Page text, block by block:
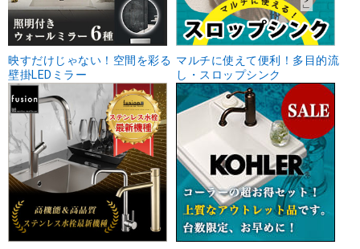
映すだけじゃない！空間を彩る
壁掛LEDミラー
マルチに使えて便利！多目的流
し・スロップシンク